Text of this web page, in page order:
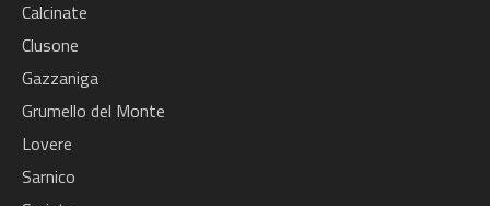
Calcinate
Clusone
Gazzaniga
Grumello del Monte
Lovere
Sarnico